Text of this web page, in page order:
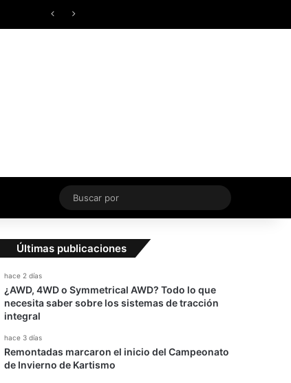
Buscar
por
Últimas publicaciones
hace 2 días
¿AWD, 4WD o Symmetrical AWD? Todo lo que
necesita saber sobre los sistemas de tracción
integral
hace 3 días
Remontadas marcaron el inicio del Campeonato
de Invierno de Kartismo